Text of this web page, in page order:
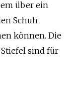
über ein
Schuh
können. Die
sind für